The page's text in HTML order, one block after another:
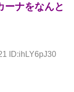
ーナをなんと
ID:ihLY6pJ30